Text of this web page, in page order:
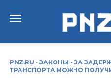
PNZ.RU - ЗАКОНЫ - ЗА
ТРАНСПОРТА МОЖНО